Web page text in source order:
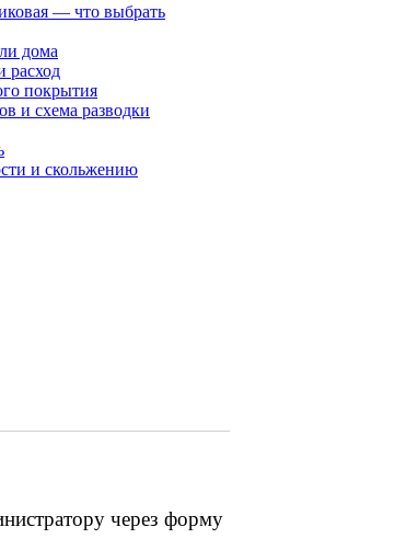
— что выбрать
дома
расход
покрытия
и схема разводки
и скольжению
через форму